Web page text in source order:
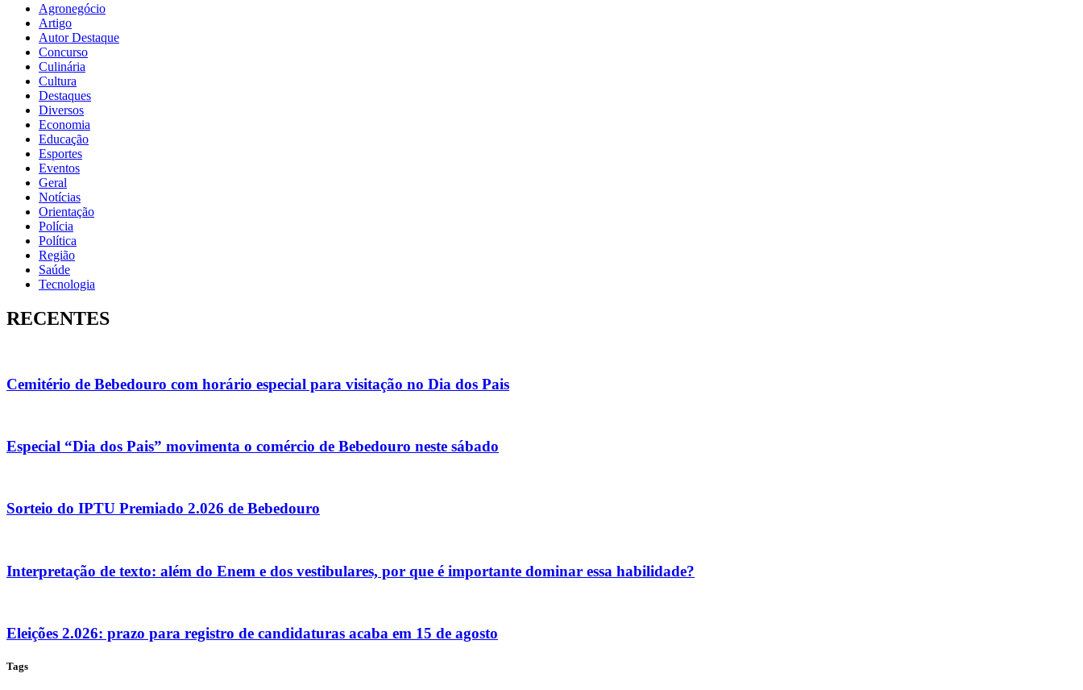
Agronegócio
Artigo
Autor Destaque
Concurso
Culinária
Cultura
Destaques
Diversos
Economia
Educação
Esportes
Eventos
Geral
Notícias
Orientação
Polícia
Política
Região
Saúde
Tecnologia
RECENTES
Cemitério de Bebedouro com horário especial para visitação no Dia dos Pais
Especial “Dia dos Pais” movimenta o comércio de Bebedouro neste sábado
Sorteio do IPTU Premiado 2.026 de Bebedouro
Interpretação de texto: além do Enem e dos vestibulares, por que é importante dominar essa habilidade?
Eleições 2.026: prazo para registro de candidaturas acaba em 15 de agosto
Tags